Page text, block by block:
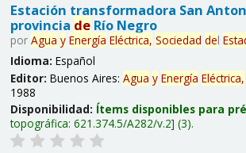
Estación transformadora San
provincia deRío Negro
por Agua y Energía Eléctrica, Sociedad del
Idioma: Español
Editor: Buenos Aires: Agua y Energía Eléctrica,
1988
Disponibilidad: Ítems disponibles para
topográfica: 621.374.5/A282/v.2 (3).